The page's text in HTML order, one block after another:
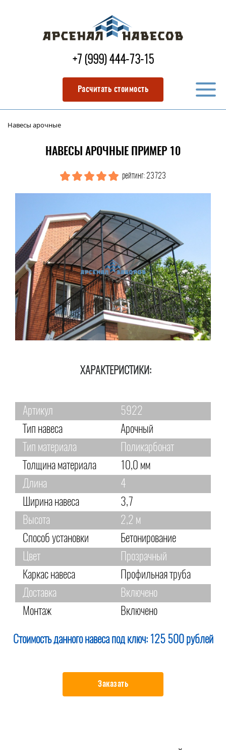
+7 (999) 444-73-15
Расчитать стоимость
Навесы арочные
НАВЕСЫ АРОЧНЫЕ ПРИМЕР 10
рейтинг: 23723
ХАРАКТЕРИСТИКИ:
Артикул
5922
Тип навеса
Арочный
Тип материала
Поликарбонат
Толщина материала
10,0 мм
Длина
4
Ширина навеса
3,7
Высота
2,2 м
Способ установки
Бетонирование
Цвет
Прозрачный
Каркас навеса
Профильная труба
Доставка
Включено
Монтаж
Включено
Стоимость данного навеса под ключ: 125 500 рублей
Заказать